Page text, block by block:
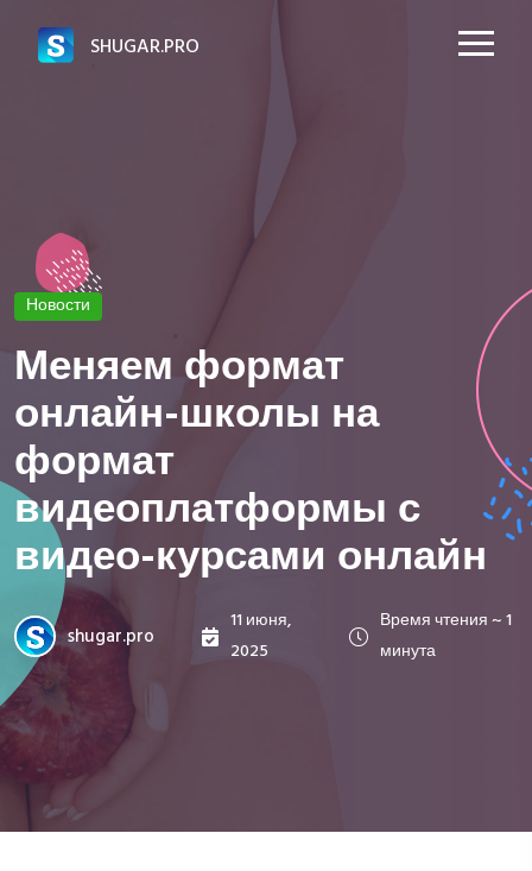
SHUGAR.PRO
Новости
Меняем формат
онлайн-школы на
формат
видеоплатформы с
видео-курсами онлайн
shugar.pro
11 июня,
2025
Время чтения ~ 1
минута